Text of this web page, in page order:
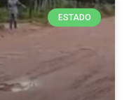
ESTADO